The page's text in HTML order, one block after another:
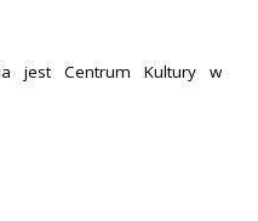
jest Centrum Kultury w